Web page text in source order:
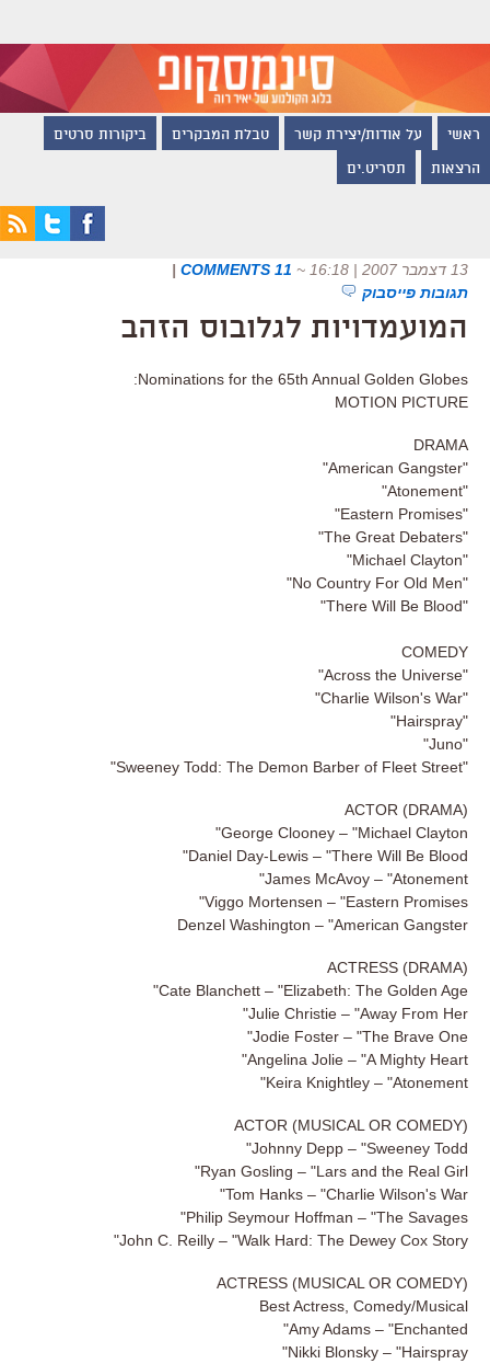
ראשי על אודות/יצירת קשר טבלת המבקרים ביקורות סרטים
הרצאות תסריט.ים
13 דצמבר 2007 | 16:18 ~
11 COMMENTS
|
תגובות פייסבוק
המועמדויות לגלובוס הזהב
Nominations for the 65th Annual Golden Globes:
MOTION PICTURE
DRAMA
"American Gangster"
"Atonement"
"Eastern Promises"
"The Great Debaters"
"Michael Clayton"
"No Country For Old Men"
"There Will Be Blood"
COMEDY
"Across the Universe"
"Charlie Wilson's War"
"Hairspray"
"Juno"
"Sweeney Todd: The Demon Barber of Fleet Street"
ACTOR (DRAMA)
George Clooney – "Michael Clayton"
Daniel Day-Lewis – "There Will Be Blood"
James McAvoy – "Atonement"
Viggo Mortensen – "Eastern Promises"
Denzel Washington – "American Gangster
ACTRESS (DRAMA)
Cate Blanchett – "Elizabeth: The Golden Age"
Julie Christie – "Away From Her"
Jodie Foster – "The Brave One"
Angelina Jolie – "A Mighty Heart"
Keira Knightley – "Atonement"
ACTOR (MUSICAL OR COMEDY)
Johnny Depp – "Sweeney Todd"
Ryan Gosling – "Lars and the Real Girl"
Tom Hanks – "Charlie Wilson's War"
Philip Seymour Hoffman – "The Savages"
John C. Reilly – "Walk Hard: The Dewey Cox Story"
ACTRESS (MUSICAL OR COMEDY)
Best Actress, Comedy/Musical
Amy Adams – "Enchanted"
Nikki Blonsky – "Hairspray"